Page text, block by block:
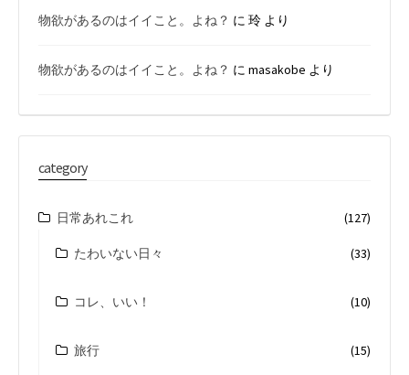
物欲があるのはイイこと。よね？ に 玲 より
物欲があるのはイイこと。よね？ に masakobe より
category
日常あれこれ (127)
たわいない日々 (33)
コレ、いい！ (10)
旅行 (15)